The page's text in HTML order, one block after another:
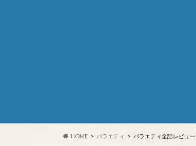
HOME バラエティ バラエティ全話レビュ